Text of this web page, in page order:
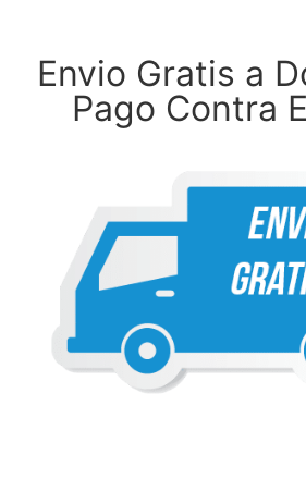
Envio Gratis a
Pago Contra